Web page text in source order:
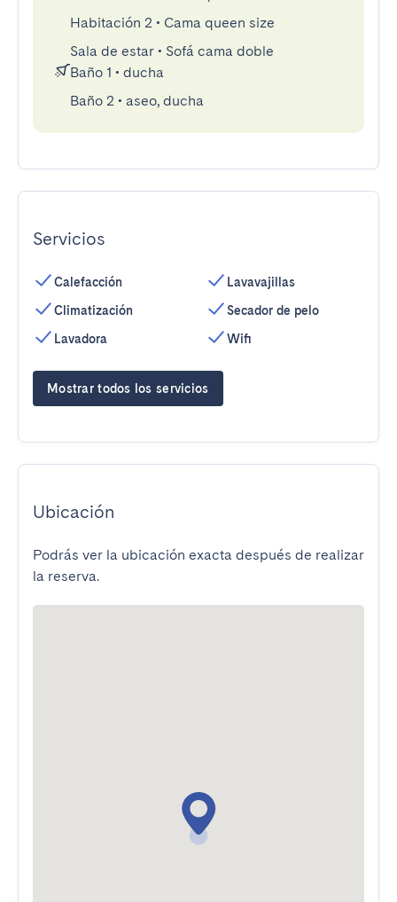
Habitación 2 • Cama queen size
Sala de estar • Sofá cama doble
Baño 1 • ducha
Baño 2 • aseo, ducha
Servicios
Calefacción
Climatización
Lavadora
Lavavajillas
Secador de pelo
Wifi
Mostrar todos los servicios
Ubicación
Podrás ver la ubicación exacta después de realizar
la reserva.